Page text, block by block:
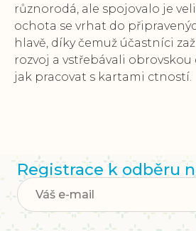
různorodá, ale spojovalo je
ochota se vrhat do
hlavě, díky čemuž účastníci
rozvoj a vstřebávali
jak pracovat s kartami ctností.
Registrace k odběru